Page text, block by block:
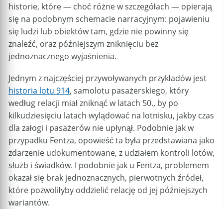
historie, które — choć różne w szczegółach — opierają
się na podobnym schemacie narracyjnym: pojawieniu
się ludzi lub obiektów tam, gdzie nie powinny się
znaleźć, oraz późniejszym zniknięciu bez
jednoznacznego wyjaśnienia.
Jednym z najczęściej przywoływanych przykładów jest
historia lotu 914, samolotu pasażerskiego, który
według relacji miał zniknąć w latach 50., by po
kilkudziesięciu latach wylądować na lotnisku, jakby czas
dla załogi i pasażerów nie upłynął. Podobnie jak w
przypadku Fentza, opowieść ta była przedstawiana jako
zdarzenie udokumentowane, z udziałem kontroli lotów,
służb i świadków. I podobnie jak u Fentza, problemem
okazał się brak jednoznacznych, pierwotnych źródeł,
które pozwoliłyby oddzielić relację od jej późniejszych
wariantów.